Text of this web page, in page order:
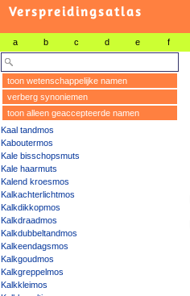
Verspreidingsatlas
a b c d e f
toon wetenschappelijke namen
verberg synoniemen
toon alleen geaccepteerde namen
Kaal tandmos
Kaboutermos
Kale bisschopsmuts
Kale haarmuts
Kalend kroesmos
Kalkachterlichtmos
Kalkdikkopmos
Kalkdraadmos
Kalkdubbeltandmos
Kalkeendagsmos
Kalkgoudmos
Kalkgreppelmos
Kalkkleimos